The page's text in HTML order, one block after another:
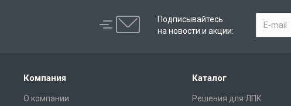
Подписывайтесь
на новости и акции:
Компания
О компании
Каталог
Решения для ЛПК